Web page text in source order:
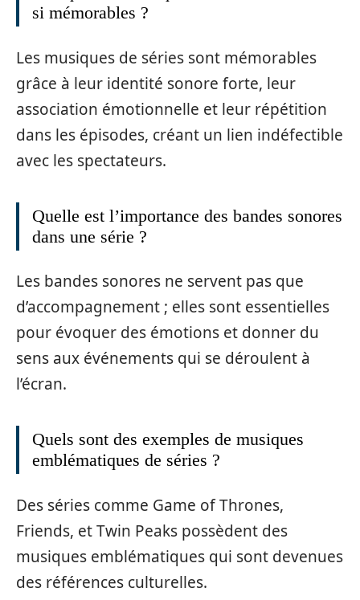
si mémorables ?
Les musiques de séries sont mémorables
grâce à leur identité sonore forte, leur
association émotionnelle et leur répétition
dans les épisodes, créant un lien indéfectible
avec les spectateurs.
Quelle est l’importance des bandes sonores
dans une série ?
Les bandes sonores ne servent pas que
d’accompagnement ; elles sont essentielles
pour évoquer des émotions et donner du
sens aux événements qui se déroulent à
l’écran.
Quels sont des exemples de musiques
emblématiques de séries ?
Des séries comme Game of Thrones,
Friends, et Twin Peaks possèdent des
musiques emblématiques qui sont devenues
des références culturelles.